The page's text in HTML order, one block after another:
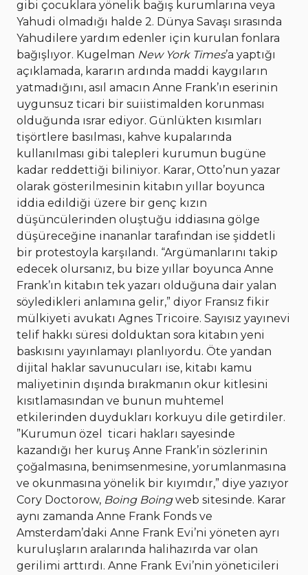
gibi çocuklara yönelik bağış kurumlarına veya
Yahudi olmadığı halde 2. Dünya Savaşı sırasında
Yahudilere yardım edenler için kurulan fonlara
bağışlıyor. Kugelman New York Times’a yaptığı
açıklamada, kararın ardında maddi kaygıların
yatmadığını, asıl amacın Anne Frank’ın eserinin
uygunsuz ticari bir suiistimalden korunması
olduğunda ısrar ediyor. Günlükten kısımları
tişörtlere basılması, kahve kupalarında
kullanılması gibi talepleri kurumun bugüne
kadar reddettiği biliniyor. Karar, Otto’nun yazar
olarak gösterilmesinin kitabın yıllar boyunca
iddia edildiği üzere bir genç kızın
düşüncülerinden oluştuğu iddiasına gölge
düşüreceğine inananlar tarafından ise şiddetli
bir protestoyla karşılandı. “Argümanlarını takip
edecek olursanız, bu bize yıllar boyunca Anne
Frank’ın kitabın tek yazarı olduğuna dair yalan
söyledikleri anlamına gelir,” diyor Fransız fikir
mülkiyeti avukatı Agnes Tricoire. Sayısız yayınevi
telif hakkı süresi dolduktan sora kitabın yeni
baskısını yayınlamayı planlıyordu. Öte yandan
dijital haklar savunucuları ise, kitabı kamu
maliyetinin dışında bırakmanın okur kitlesini
kısıtlamasından ve bunun muhtemel
etkilerinden duydukları korkuyu dile getirdiler.
”Kurumun özel ticari hakları sayesinde
kazandığı her kuruş Anne Frank’in sözlerinin
çoğalmasına, benimsenmesine, yorumlanmasına
ve okunmasına yönelik bir kıyımdır,” diye yazıyor
Cory Doctorow, Boing Boingweb sitesinde. Karar
aynı zamanda Anne Frank Fonds ve
Amsterdam’daki Anne Frank Evi’ni yöneten ayrı
kuruluşların aralarında halihazırda var olan
gerilimi arttırdı. Anne Frank Evi’nin yöneticileri